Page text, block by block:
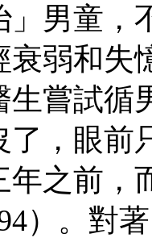
」男童，
衰弱和失
生嘗試循
了，眼
年之前，
）。對